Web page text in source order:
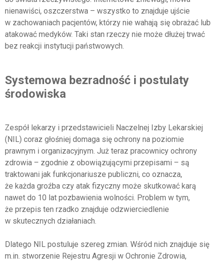
nienawiści, oszczerstwa – wszystko to znajduje ujście
w zachowaniach pacjentów, którzy nie wahają się obrażać lub
atakować medyków. Taki stan rzeczy nie może dłużej trwać
bez reakcji instytucji państwowych.
Systemowa bezradność i postulaty
środowiska
Zespół lekarzy i przedstawicieli Naczelnej Izby Lekarskiej
(NIL) coraz głośniej domaga się ochrony na poziomie
prawnym i organizacyjnym. Już teraz pracownicy ochrony
zdrowia – zgodnie z obowiązującymi przepisami – są
traktowani jak funkcjonariusze publiczni, co oznacza,
że każda groźba czy atak fizyczny może skutkować karą
nawet do 10 lat pozbawienia wolności. Problem w tym,
że przepis ten rzadko znajduje odzwierciedlenie
w skutecznych działaniach.
Dlatego NIL postuluje szereg zmian. Wśród nich znajduje się
m.in. stworzenie Rejestru Agresji w Ochronie Zdrowia,